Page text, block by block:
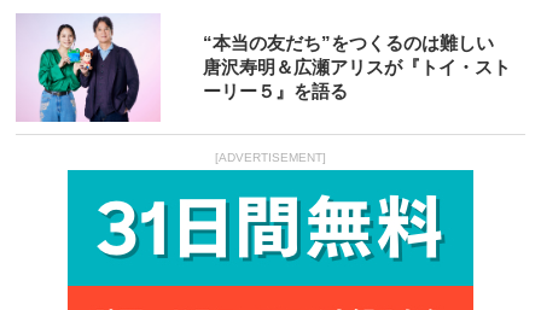
“本当の友だち”をつくるのは難しい
唐沢寿明＆広瀬アリスが『トイ・スト
ーリー５』を語る
[ADVERTISEMENT]